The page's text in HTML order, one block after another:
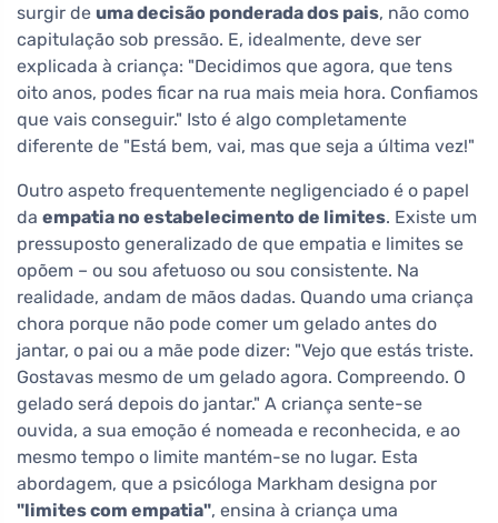
surgir de uma decisão ponderada dos pais, não como
capitulação sob pressão. E, idealmente, deve ser
explicada à criança: "Decidimos que agora, que tens
oito anos, podes ficar na rua mais meia hora. Confiamos
que vais conseguir." Isto é algo completamente
diferente de "Está bem, vai, mas que seja a última vez!"
Outro aspeto frequentemente negligenciado é o papel
da empatia no estabelecimento de limites. Existe um
pressuposto generalizado de que empatia e limites se
opõem – ou sou afetuoso ou sou consistente. Na
realidade, andam de mãos dadas. Quando uma criança
chora porque não pode comer um gelado antes do
jantar, o pai ou a mãe pode dizer: "Vejo que estás triste.
Gostavas mesmo de um gelado agora. Compreendo. O
gelado será depois do jantar." A criança sente-se
ouvida, a sua emoção é nomeada e reconhecida, e ao
mesmo tempo o limite mantém-se no lugar. Esta
abordagem, que a psicóloga Markham designa por
"limites com empatia", ensina à criança uma